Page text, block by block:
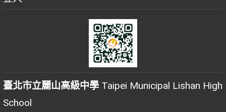
臺北市立麗山高級中學 Taipei Municipal Lishan High
School